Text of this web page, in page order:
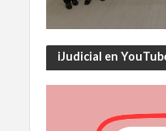
iJudicial en